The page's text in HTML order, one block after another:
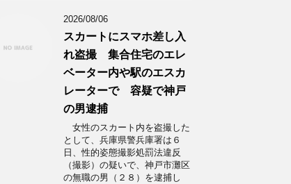
2026/08/06
スカートにスマホ差し入
れ盗撮 集合住宅のエレ
ベーター内や駅のエスカ
レーターで 容疑で神戸
の男逮捕
女性のスカート内を盗撮した
として、兵庫県警兵庫署は６
日、性的姿態撮影処罰法違反
（撮影）の疑いで、神戸市灘区
の無職の男（２８）を逮捕し